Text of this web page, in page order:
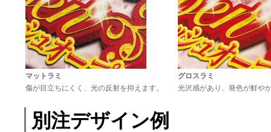
マットラミ
傷が目立ちにくく、光の反射を抑えます。
グロスラミ
光沢感があり、発色が鮮や
別注デザイン例